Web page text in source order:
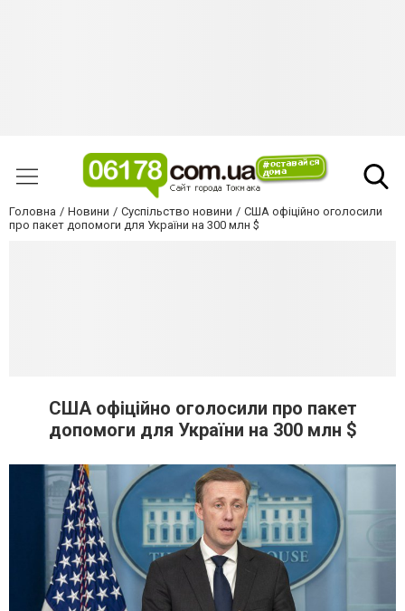
Головна Новини Суспільство новини
США офіційно оголосили
про пакет допомоги для України на 300 млн $
США офіційно оголосили про пакет
допомоги для України на 300 млн $